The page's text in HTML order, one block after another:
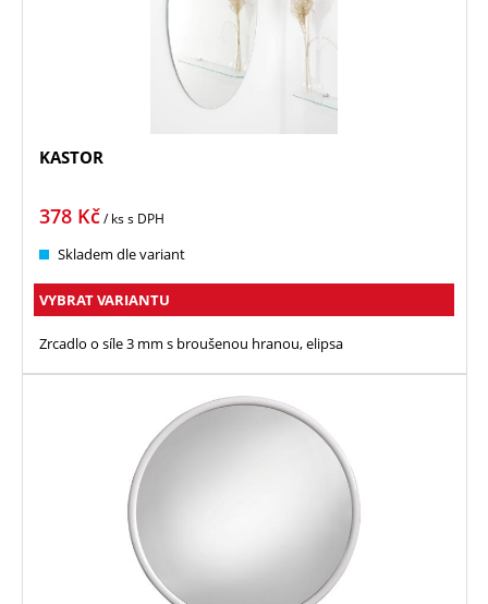
KASTOR
378 Kč/ kss DPH
Skladem dle variant
VYBRAT VARIANTU
Zrcadlo o síle 3 mm s broušenou hranou, elipsa